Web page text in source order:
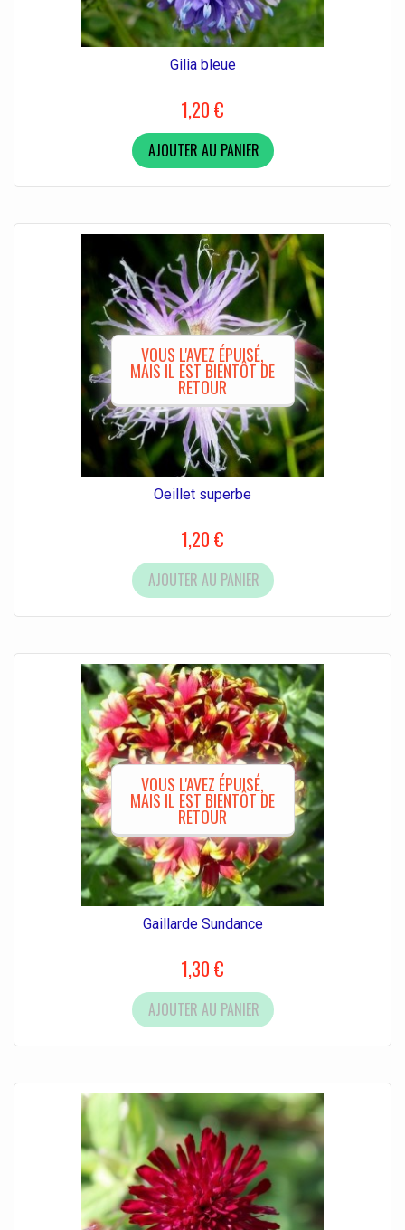
Gilia bleue
1,20 €
AJOUTER AU PANIER
VOUS L'AVEZ ÉPUISÉ,
MAIS IL EST BIENTÔT DE
RETOUR
Oeillet superbe
1,20 €
AJOUTER AU PANIER
VOUS L'AVEZ ÉPUISÉ,
MAIS IL EST BIENTÔT DE
RETOUR
Gaillarde Sundance
1,30 €
AJOUTER AU PANIER